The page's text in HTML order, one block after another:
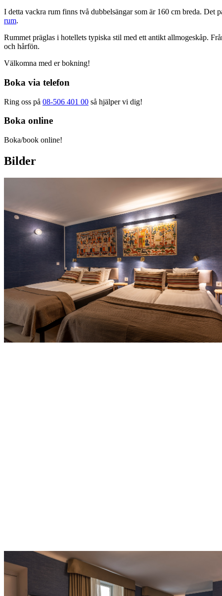
I detta vackra rum finns två dubbelsängar som är 160 cm breda. Det
rum.
Rummet präglas i hotellets typiska stil med ett antikt allmogeskåp.
och hårfön.
Välkomna med er bokning!
Boka via telefon
Ring oss på 08-506 401 00 så hjälper vi dig!
Boka online
Boka/book online!
Bilder